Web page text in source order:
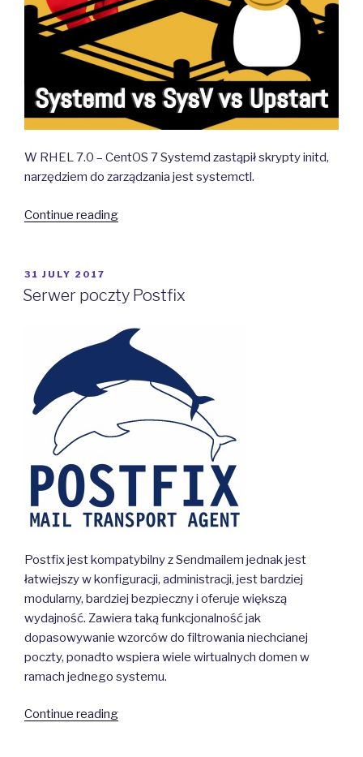
W RHEL 7.0 – CentOS 7 Systemd zastąpił skrypty initd,
narzędziem do zarządzania jest systemctl.
Continue reading“Porównanie
POSTED
ON
31 JULY 2017
Serwer poczty Postfix
Postfix jest kompatybilny z Sendmailem jednak jest
łatwiejszy w konfiguracji, administracji, jest bardziej
modularny, bardziej bezpieczny i oferuje większą
wydajność. Zawiera taką funkcjonalność jak
dopasowywanie wzorców do filtrowania niechcianej
poczty, ponadto wspiera wiele wirtualnych domen w
ramach jednego systemu.
Continue reading“Serwer